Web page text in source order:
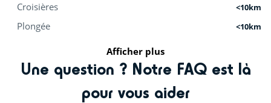
Croisières <10km
Plongée <10km
Centre équestre (€)
Afficher plus
Une question ? Notre FAQ est là
pour vous aider